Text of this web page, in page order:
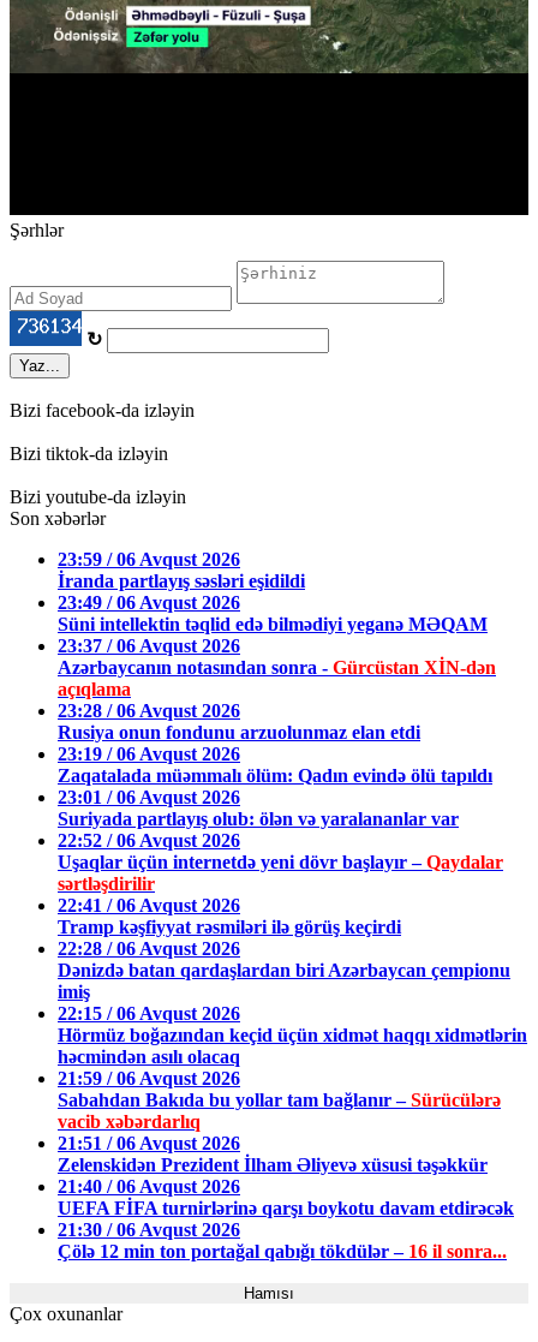
Şərhlər
↻
Yaz...
Bizi facebook-da izləyin
Bizi tiktok-da izləyin
Bizi youtube-da izləyin
Son xəbərlər
23:59 / 06 Avqust 2026
İranda partlayış səsləri eşidildi
23:49 / 06 Avqust 2026
Süni intellektin təqlid edə bilmədiyi yeganə MƏQAM
23:37 / 06 Avqust 2026
Azərbaycanın notasından sonra - Gürcüstan XİN-dən
açıqlama
23:28 / 06 Avqust 2026
Rusiya onun fondunu arzuolunmaz elan etdi
23:19 / 06 Avqust 2026
Zaqatalada müəmmalı ölüm: Qadın evində ölü tapıldı
23:01 / 06 Avqust 2026
Suriyada partlayış olub: ölən və yaralananlar var
22:52 / 06 Avqust 2026
Uşaqlar üçün internetdə yeni dövr başlayır –Qaydalar
sərtləşdirilir
22:41 / 06 Avqust 2026
Tramp kəşfiyyat rəsmiləri ilə görüş keçirdi
22:28 / 06 Avqust 2026
Dənizdə batan qardaşlardan biri Azərbaycan çempionu
imiş
22:15 / 06 Avqust 2026
Hörmüz boğazından keçid üçün xidmət haqqı xidmətlərin
həcmindən asılı olacaq
21:59 / 06 Avqust 2026
Sabahdan Bakıda bu yollar tam bağlanır –Sürücülərə
vacib xəbərdarlıq
21:51 / 06 Avqust 2026
Zelenskidən Prezident İlham Əliyevə xüsusi təşəkkür
21:40 / 06 Avqust 2026
UEFA FİFA turnirlərinə qarşı boykotu davam etdirəcək
21:30 / 06 Avqust 2026
Çölə 12 min ton portağal qabığı tökdülər – 16 il sonra...
Hamısı
Çox oxunanlar